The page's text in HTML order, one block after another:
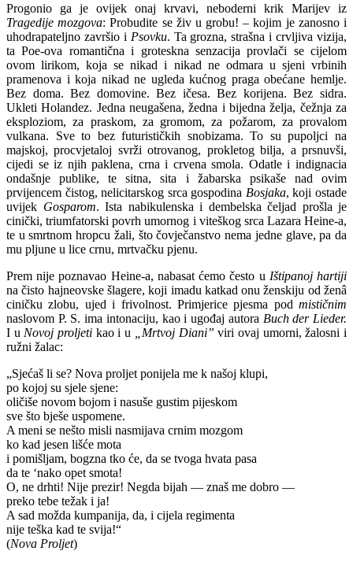
Progonio ga je ovijek onaj krvavi, neboderni krik Marijev iz
Tragedije mozgova: Probudite se živ u grobu! – kojim je zanosno i
uhodrapateljno završio i Psovku. Ta grozna, strašna i crvljiva vizija,
ta Poe-ova romantična i groteskna senzacija provlači se cijelom
ovom lirikom, koja se nikad i nikad ne odmara u sjeni vrbinih
pramenova i koja nikad ne ugleda kućnog praga obećane hemlje.
Bez doma. Bez domovine. Bez ičesa. Bez korijena. Bez sidra.
Ukleti Holandez. Jedna neugašena, žedna i bijedna želja, čežnja za
eksploziom, za praskom, za gromom, za požarom, za provalom
vulkana. Sve to bez futurističkih snobizama. To su pupoljci na
majskoj, procvjetaloj svrži otrovanog, prokletog bilja, a prsnuvši,
cijedi se iz njih paklena, crna i crvena smola. Odatle i indignacia
ondašnje publike, te sitna, sita i žabarska psikaše nad ovim
prvijencem čistog, nelicitarskog srca gospodina Bosjaka, koji ostade
uvijek Gosparom. Ista nabikulenska i dembelska čeljad prošla je
cinički, triumfatorski povrh umornog i viteškog srca Lazara Heine-a,
te u smrtnom hropcu žali, što čovječanstvo nema jedne glave, pa da
mu pljune u lice crnu, mrtvačku pjenu.
Prem nije poznavao Heine-a, nabasat ćemo često u Ištipanoj hartiji
na čisto hajneovske šlagere, koji imadu katkad onu ženskiju od ženâ
ciničku zlobu, ujed i frivolnost. Primjerice pjesma pod mističnim
naslovom P. S. ima intonaciju, kao i ugođaj autora Buch der Lieder.
I u Novoj proljeti kao i u „Mrtvoj Diani” viri ovaj umorni, žalosni i
ružni žalac:
„Sjećaš li se? Nova proljet ponijela me k našoj klupi,
po kojoj su sjele sjene:
oličiše novom bojom i nasuše gustim pijeskom
sve što bješe uspomene.
A meni se nešto misli nasmijava crnim mozgom
ko kad jesen lišće mota
i pomišljam, bogzna tko će, da se tvoga hvata pasa
da te ‘nako opet smota!
O, ne drhti! Nije prezir! Negda bijah — znaš me dobro —
preko tebe težak i ja!
A sad možda kumpanija, da, i cijela regimenta
nije teška kad te svija!“
(Nova Proljet)